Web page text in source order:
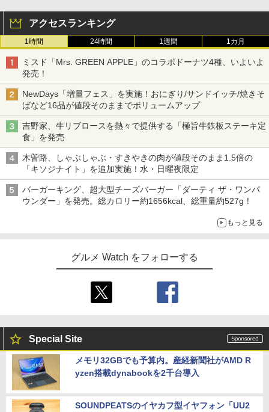
アクセスランキング
1時間 24時間 1週間 1カ月
ミスド「Mrs. GREEN APPLE」のコラボドーナツ4種、いよいよ
発売！
NewDays「増量フェス」を実施！おにぎり/サンドイッチ/焼きそ
ばなど16品が値段そのままでボリュームアップ
吉野家、牛リブロースを熱々で提供する「極旨牛鉄板ステーキ定
食」を発売
木曽路、しゃぶしゃぶ・すきやきの肉が値段そのまま1.5倍の
「キソジナイト」を追加実施！水・日曜夜限定
バーガーキング、超大型チーズバーガー「ダーティ ザ・ワンパ
ウンダー」を発売。総カロリー約1656kcal、総重量約527g！
もっと見る
グルメ Watch をフォローする
Special Site
メモリ32GBでも予算内。産経新聞社がAMD R
yzen搭載dynabookを2千台導入
SOUNDPEATSのイヤカフ型イヤフォン「UU2